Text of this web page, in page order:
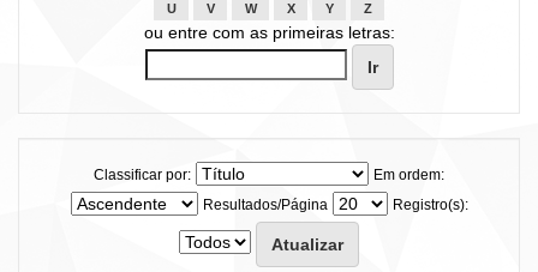
U
V W X Y Z
ou entre com as primeiras letras:
Classificar por:
Em ordem:
Resultados/Página
Registro(s):